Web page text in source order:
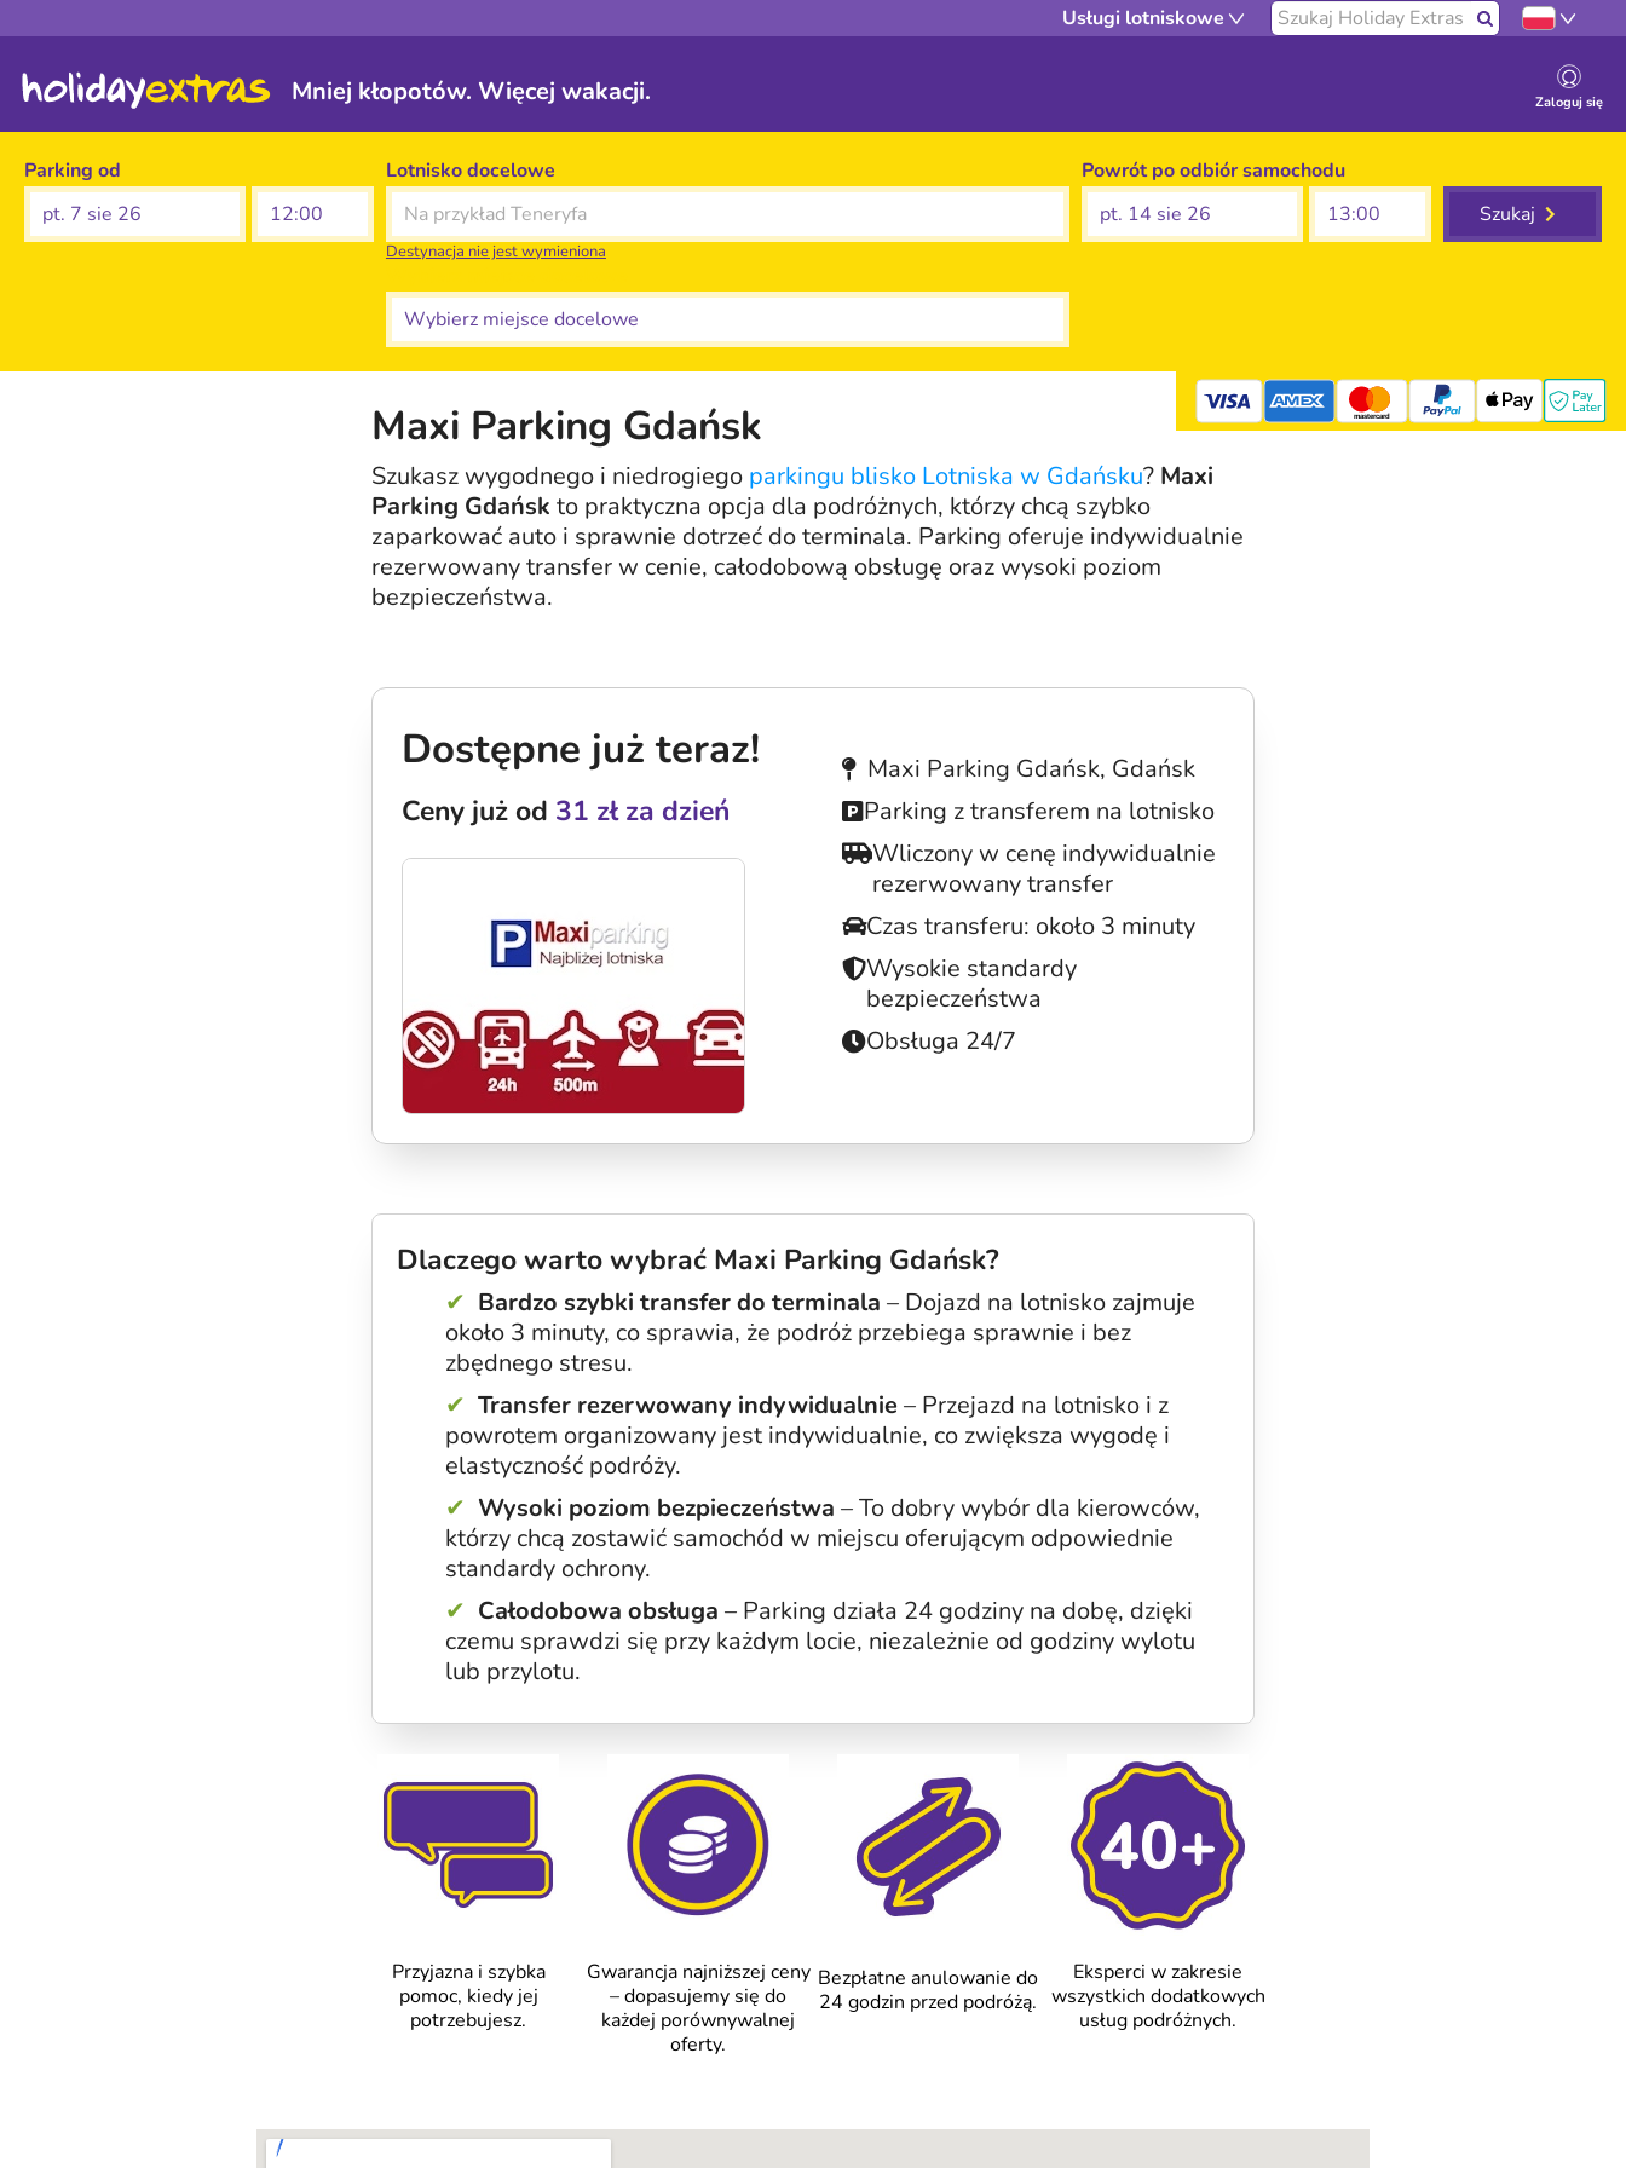
Mniej kłopotów. Więcej wakacji. Zaloguj się
Usługi lotniskowe Przeszukaj naszą stronęSzukaj
Parking od
pt. 7 sie 26
Lotnisko docelowe
Destynacja nie jest wymieniona
Powrót po odbiór samochodu
pt. 14 sie 26
Szukaj
mastercard
Maxi Parking Gdańsk
Szukasz wygodnego i niedrogiego parkingu blisko Lotniska w Gdańsku? Maxi
Parking Gdańsk to praktyczna opcja dla podróżnych, którzy chcą szybko
zaparkować auto i sprawnie dotrzeć do terminala. Parking oferuje indywidualnie
rezerwowany transfer w cenie, całodobową obsługę oraz wysoki poziom
bezpieczeństwa.
Dostępne już teraz!
Ceny już od 31 zł za dzień
Maxi Parking Gdańsk, Gdańsk
Parking z transferem na lotnisko
Wliczony w cenę indywidualnie
rezerwowany transfer
Czas transferu: około 3 minuty
Wysokie standardy
bezpieczeństwa
Obsługa 24/7
Dlaczego warto wybrać Maxi Parking Gdańsk?
Bardzo szybki transfer do terminala – Dojazd na lotnisko zajmuje
około 3 minuty, co sprawia, że podróż przebiega sprawnie i bez
zbędnego stresu.
Transfer rezerwowany indywidualnie– Przejazd na lotnisko i z
powrotem organizowany jest indywidualnie, co zwiększa wygodę i
elastyczność podróży.
Wysoki poziom bezpieczeństwa – To dobry wybór dla kierowców,
którzy chcą zostawić samochód w miejscu oferującym odpowiednie
standardy ochrony.
Całodobowa obsługa – Parking działa 24 godziny na dobę, dzięki
czemu sprawdzi się przy każdym locie, niezależnie od godziny wylotu
lub przylotu.
Przyjazna i szybka
pomoc, kiedy jej
potrzebujesz.
Gwarancja najniższej ceny
– dopasujemy się do
każdej porównywalnej
oferty.
Bezpłatne anulowanie do
24 godzin przed podróżą.
Eksperci w zakresie
wszystkich dodatkowych
usług podróżnych.